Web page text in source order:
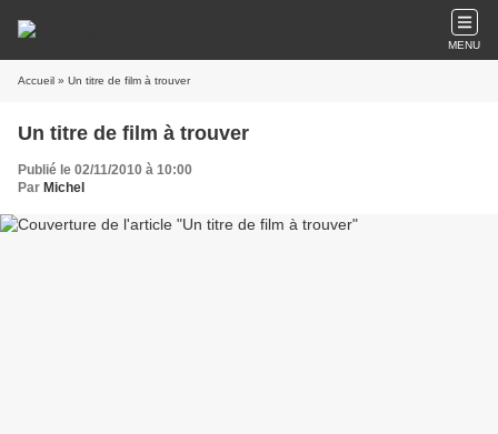
MENU
Accueil » Un titre de film à trouver
Un titre de film à trouver
Publié le 02/11/2010 à 10:00
Par Michel